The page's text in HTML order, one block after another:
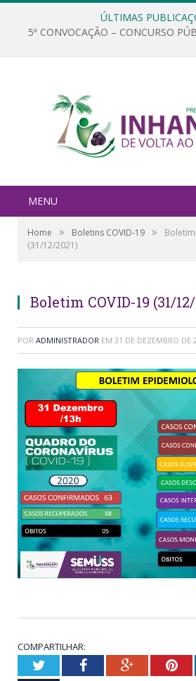
ÚLTIMAS
5ª CONVOCAÇÃO – CONCURSO
MENU
Home » Boletins COVID-19 »
(31/12/2021)
Boletim COVID-19 (31/12/
POR ADMINISTRADOR EM 31 DE DEZEMBRO DE
COMPARTILHAR:
TwitterFacebookGoogle+